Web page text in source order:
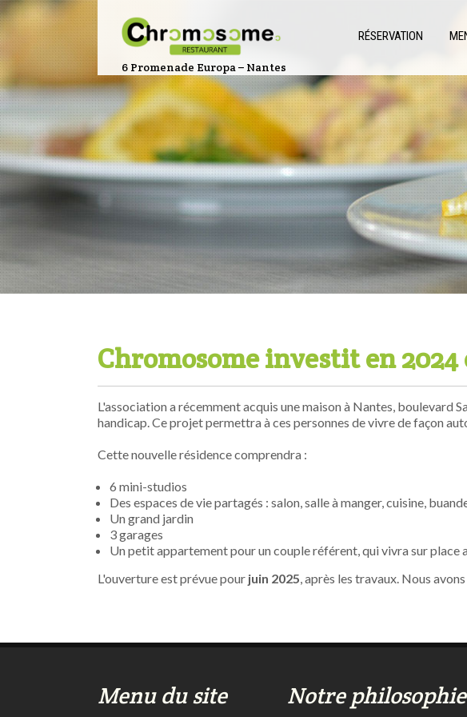
6 Promenade Europa – Nantes
RÉSERVATION
Chromosome investit en
L'association a récemment acquis une maison à Nantes, boulevard
handicap. Ce projet permettra à ces personnes de vivre de façon
Cette nouvelle résidence comprendra :
6 mini-studios
Des espaces de vie partagés : salon, salle à manger, cuisine,
Un grand jardin
3 garages
Un petit appartement pour un couple référent, qui vivra sur
L'ouverture est prévue pour juin 2025, après les travaux. Nous
Menu du site Notre philosophie